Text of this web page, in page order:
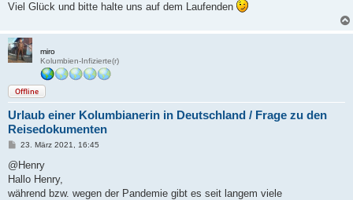
Viel Glück und bitte halte uns auf dem Laufenden
miro
Kolumbien-Infizierte(r)
Offline
Urlaub einer Kolumbianerin in Deutschland / Frage zu den
Reisedokumenten
B
i
r
a
23. März 2021, 16:45
@Henry
Hallo Henry,
während bzw. wegen der Pandemie gibt es seit langem viele